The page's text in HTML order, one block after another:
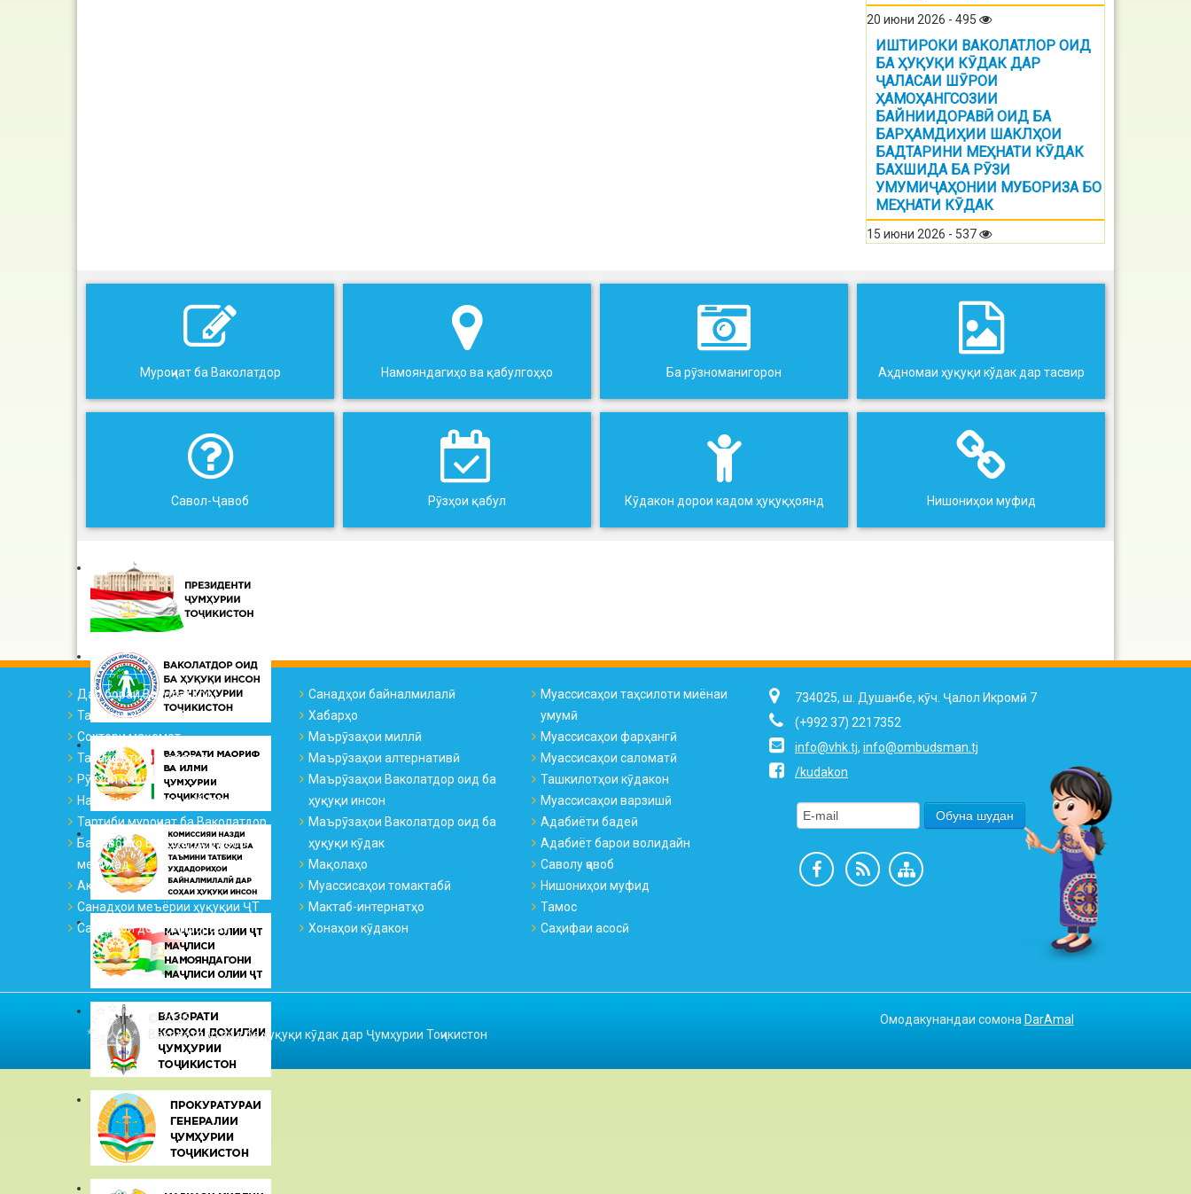
20 июни 2026 - 495
ИШТИРОКИ ВАКОЛАТЛОР ОИД
БА ҲУҚУҚИ КӮДАК ДАР
ҶАЛАСАИ ШӮРОИ
ҲАМОҲАНГСОЗИИ
БАЙНИИДОРАВӢ ОИД БА
БАРҲАМДИҲИИ ШАКЛҲОИ
БАДТАРИНИ МЕҲНАТИ КӮДАК
БАХШИДА БА РӮЗИ
УМУМИҶАҲОНИИ МУБОРИЗА БО
МЕҲНАТИ КӮДАК
15 июни 2026 - 537
Муроҷиат ба Ваколатдор
Савол-Ҷавоб
Намояндагиҳо ва қабулгоҳҳо
Рӯзҳои қабул
Ба рӯзноманигорон
Кӯдакон дорои кадом ҳуқуқҳоянд
Аҳдномаи ҳуқуқи кўдак дар тасвир
Нишониҳои муфид
Дар бораи Ваколатдор
Тарҷумаи ҳоли ВҲК
Сохтори мақомот
Таснифоти муроҷиатҳо
Рӯзҳои қабул
Намояндагиҳо ва қабулгоҳҳо
Тартиби муроҷиат ба Ваколатдор
Ба саволҳо Ваколатдор ҷавоб
медиҳад
Аксҳо
Санадҳои меъёрии ҳуқуқии ҶТ
Санадҳои дохилиидоравӣ
Санадҳои байналмилалӣ
Хабарҳо
Маърӯзаҳои миллӣ
Маърӯзаҳои алтернативӣ
Маърӯзаҳои Ваколатдор оид ба
ҳуқуқи инсон
Маърӯзаҳои Ваколатдор оид ба
ҳуқуқи кӯдак
Мақолаҳо
Муассисаҳои томактабӣ
Мактаб-интернатҳо
Хонаҳои кӯдакон
Муассисаҳои таҳсилоти миёнаи
умумӣ
Муассисаҳои фарҳангӣ
Муассисаҳои саломатӣ
Ташкилотҳои кӯдакон
Муассисаҳои варзишӣ
Адабиёти бадеӣ
Адабиёт барои волидайн
Саволу ҷавоб
Нишониҳои муфид
Тамос
Саҳифаи асосӣ
734025, ш. Душанбе, кӯч. Ҷалол Икромӣ 7
(+992 37) 2217352
info@vhk.tj, info@ombudsman.tj
/kudakon
© 2026
Ваколатдор оид ба ҳуқуқи кӯдак дар Ҷумҳурии Тоҷикистон
Омодакунандаи сомона DarAmal